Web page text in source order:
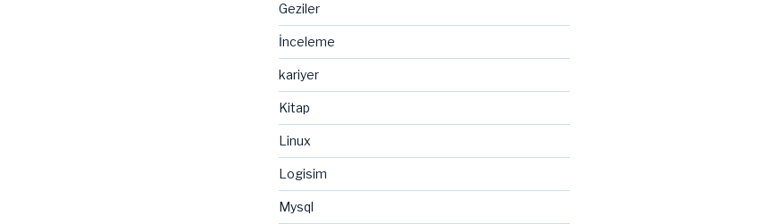
Geziler
İnceleme
kariyer
Kitap
Linux
Logisim
Mysql